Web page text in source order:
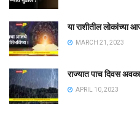
या राशीतील लोकांच्या
MARCH 21, 2023
राज्यात पाच दिवस
APRIL 10, 2023